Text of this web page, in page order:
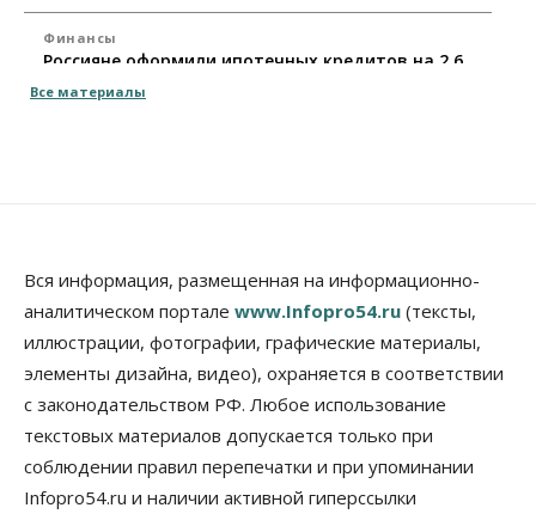
Финансы
Россияне оформили ипотечных кредитов на 2,6
06 Августа 2026, 15:53
Бизнес
Правительство России продлило разрешение на
выпуск бензина «Евро-3»
06 Августа 2026, 14:00
Общество
«За тех, у кого от 270 баллов,
настоящая борьба»: вузы настойчиво
обзванивают новосибирских высокобалльников
перед зачислением
06 Августа 2026, 13:00
Все материалы
Вся информация, размещенная на информационно-
аналитическом портале www.Infopro54.ru (тексты,
иллюстрации, фотографии, графические материалы,
элементы дизайна, видео), охраняется в соответствии
с законодательством РФ. Любое использование
текстовых материалов допускается только при
соблюдении правил перепечатки и при упоминании
Infopro54.ru и наличии активной гиперссылки